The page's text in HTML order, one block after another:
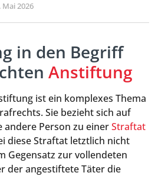
2026
in den Begriff
Anstiftung
ist ein komplexes Thema
Sie bezieht sich auf
andere Person zu einerStraftat
diese Straftat letztlich nicht
Gegensatz zur vollendeten
der angestiftete Täter die